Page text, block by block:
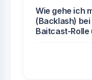
Wie gehe ich
(Backlash)
Baitcast-Rolle